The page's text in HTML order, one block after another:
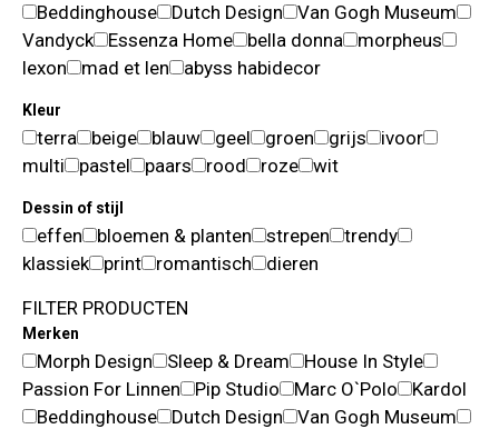
Beddinghouse
Dutch Design
Van Gogh Museum
Vandyck
Essenza Home bella donna
morpheus
lexon
mad et len abyss habidecor
Kleur
terra beige blauw geel groen grijs
ivoor
multi
pastel paars rood roze wit
Dessin of stijl
effen bloemen & planten strepen
trendy
klassiek
print romantisch
dieren
FILTER PRODUCTEN
Merken
Morph Design Sleep & Dream
House In Style
Passion For Linnen
Pip Studio Marc O`Polo
Kardol
Beddinghouse
Dutch Design
Van Gogh Museum